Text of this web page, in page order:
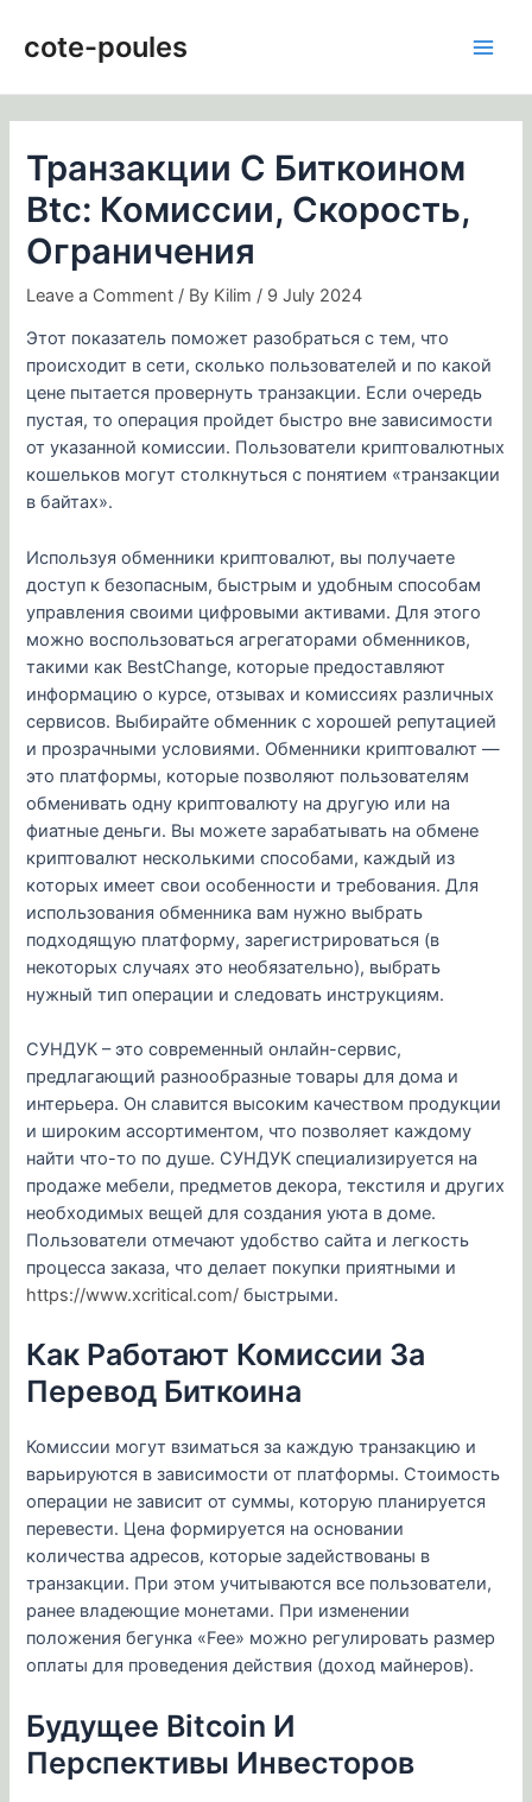
cote-poules
Транзакции С Биткоином
Btc: Комиссии, Скорость,
Ограничения
Leave a Comment / By Kilim / 9 July 2024
Этот показатель поможет разобраться с тем, что
происходит в сети, сколько пользователей и по какой
цене пытается провернуть транзакции. Если очередь
пустая, то операция пройдет быстро вне зависимости
от указанной комиссии. Пользователи криптовалютных
кошельков могут столкнуться с понятием «транзакции
в байтах».
Используя обменники криптовалют, вы получаете
доступ к безопасным, быстрым и удобным способам
управления своими цифровыми активами. Для этого
можно воспользоваться агрегаторами обменников,
такими как BestChange, которые предоставляют
информацию о курсе, отзывах и комиссиях различных
сервисов. Выбирайте обменник с хорошей репутацией
и прозрачными условиями. Обменники криптовалют —
это платформы, которые позволяют пользователям
обменивать одну криптовалюту на другую или на
фиатные деньги. Вы можете зарабатывать на обмене
криптовалют несколькими способами, каждый из
которых имеет свои особенности и требования. Для
использования обменника вам нужно выбрать
подходящую платформу, зарегистрироваться (в
некоторых случаях это необязательно), выбрать
нужный тип операции и следовать инструкциям.
СУНДУК – это современный онлайн-сервис,
предлагающий разнообразные товары для дома и
интерьера. Он славится высоким качеством продукции
и широким ассортиментом, что позволяет каждому
найти что-то по душе. СУНДУК специализируется на
продаже мебели, предметов декора, текстиля и других
необходимых вещей для создания уюта в доме.
Пользователи отмечают удобство сайта и легкость
процесса заказа, что делает покупки приятными и
https://www.xcritical.com/ быстрыми.
Как Работают Комиссии За
Перевод Биткоина
Комиссии могут взиматься за каждую транзакцию и
варьируются в зависимости от платформы. Стоимость
операции не зависит от суммы, которую планируется
перевести. Цена формируется на основании
количества адресов, которые задействованы в
транзакции. При этом учитываются все пользователи,
ранее владеющие монетами. При изменении
положения бегунка «Fee» можно регулировать размер
оплаты для проведения действия (доход майнеров).
Будущее Bitcoin И
Перспективы Инвесторов
navigation